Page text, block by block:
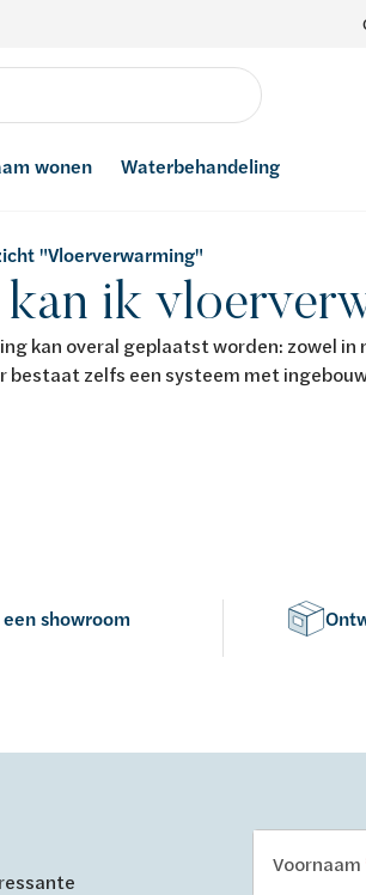
wonen Waterbehandeling
"Vloerverwarming"
ik
kan overal geplaatst worden: zowel
bestaat zelfs een systeem met
showroom
Voornaam